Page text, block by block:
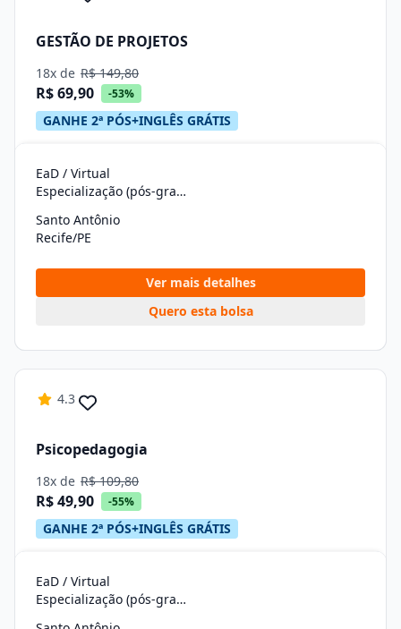
GESTÃO DE PROJETOS
18x de R$ 149,80
R$ 69,90 -53%
GANHE 2ª PÓS+INGLÊS GRÁTIS
EaD / Virtual
Especialização (pós-graduação)
Santo Antônio
Recife/PE
Ver mais detalhes
Quero esta bolsa
4.3
Psicopedagogia
18x de R$ 109,80
R$ 49,90 -55%
GANHE 2ª PÓS+INGLÊS GRÁTIS
EaD / Virtual
Especialização (pós-graduação)